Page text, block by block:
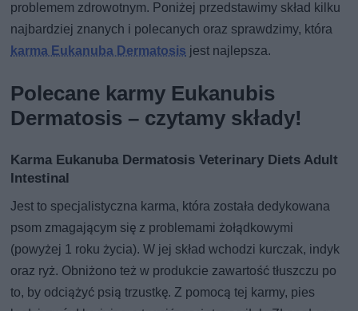
problemem zdrowotnym. Poniżej przedstawimy skład kilku
najbardziej znanych i polecanych oraz sprawdzimy, która
karma Eukanuba Dermatosis jest najlepsza.
Polecane karmy Eukanubis
Dermatosis – czytamy składy!
Karma Eukanuba Dermatosis Veterinary Diets Adult
Intestinal
Jest to specjalistyczna karma, która została dedykowana
psom zmagającym się z problemami żołądkowymi
(powyżej 1 roku życia). W jej skład wchodzi kurczak, indyk
oraz ryż. Obniżono też w produkcie zawartość tłuszczu po
to, by odciążyć psią trzustkę. Z pomocą tej karmy, pies